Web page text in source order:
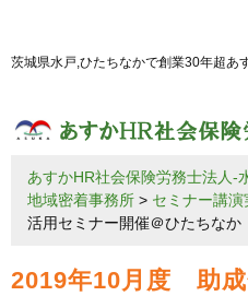
茨城県水戸,ひたちなかで創業30年超あ
あすかHR社会保険労務士法人-
地域密着事務所 > セミナー講演
活用セミナー開催＠ひたちなか
2019年10月度 助